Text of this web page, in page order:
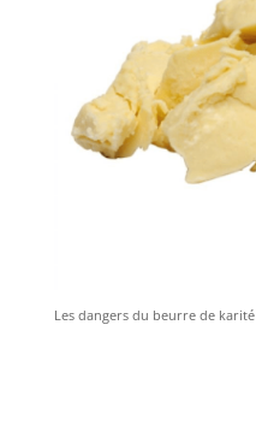
Les dangers du beurre de karité